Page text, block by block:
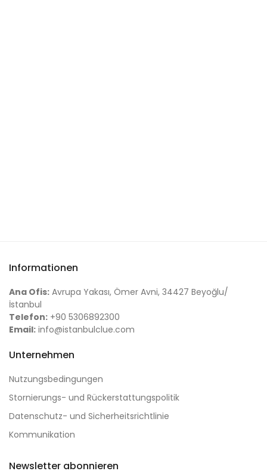
Informationen
Ana Ofis: Avrupa Yakası, Ömer Avni, 34427 Beyoğlu/
İstanbul
Telefon: +90 5306892300
Email: info@istanbulclue.com
Unternehmen
Nutzungsbedingungen
Stornierungs- und Rückerstattungspolitik
Datenschutz- und Sicherheitsrichtlinie
Kommunikation
Newsletter abonnieren